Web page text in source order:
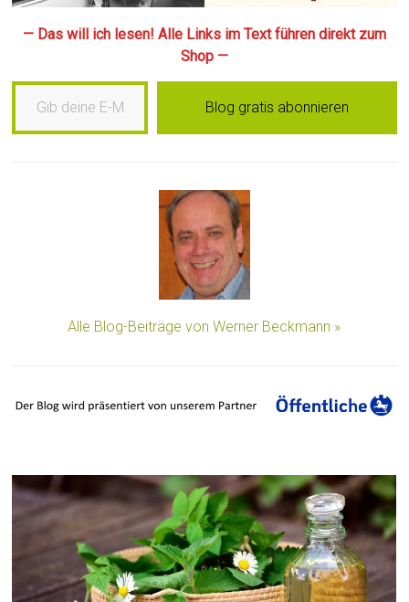
— Das will ich lesen! Alle Links im Text führen direkt zum
Shop —
Gib deine E-Mail-Adresse ein …
Blog gratis abonnieren
Alle Blog-Beiträge von Werner Beckmann »